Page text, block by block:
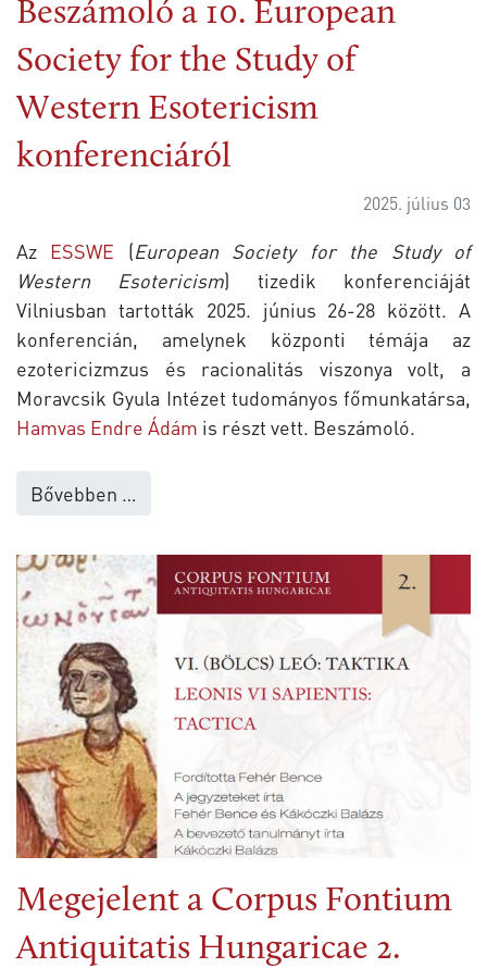
Beszámoló a 10. European
Society for the Study of
Western Esotericism
konferenciáról
2025. július 03
Az ESSWE (European Society for the Study of
Western Esotericism) tizedik konferenciáját
Vilniusban tartották 2025. június 26-28 között. A
konferencián, amelynek központi témája az
ezotericizmzus és racionalitás viszonya volt, a
Moravcsik Gyula Intézet tudományos főmunkatársa,
Hamvas Endre Ádám is részt vett. Beszámoló.
Bővebben …
Megejelent a Corpus Fontium
Antiquitatis Hungaricae 2.